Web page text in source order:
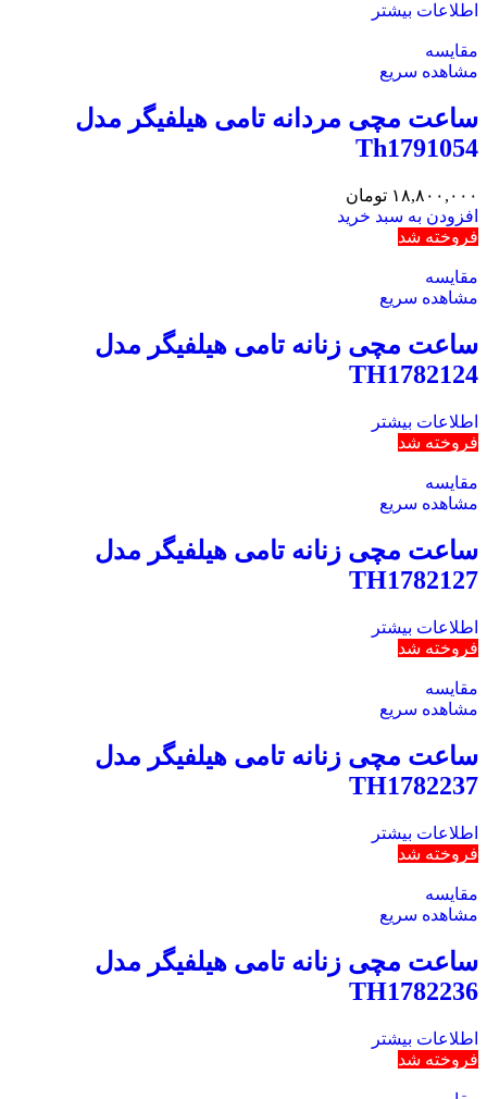
اطلاعات بیشتر
مقایسه
مشاهده سریع
ساعت مچی مردانه تامی هیلفیگر مدل
Th1791054
۱۸,۸۰۰,۰۰۰ تومان
افزودن به سبد خرید
فروخته شد
مقایسه
مشاهده سریع
ساعت مچی زنانه تامی هیلفیگر مدل
TH1782124
اطلاعات بیشتر
فروخته شد
مقایسه
مشاهده سریع
ساعت مچی زنانه تامی هیلفیگر مدل
TH1782127
اطلاعات بیشتر
فروخته شد
مقایسه
مشاهده سریع
ساعت مچی زنانه تامی هیلفیگر مدل
TH1782237
اطلاعات بیشتر
فروخته شد
مقایسه
مشاهده سریع
ساعت مچی زنانه تامی هیلفیگر مدل
TH1782236
اطلاعات بیشتر
فروخته شد